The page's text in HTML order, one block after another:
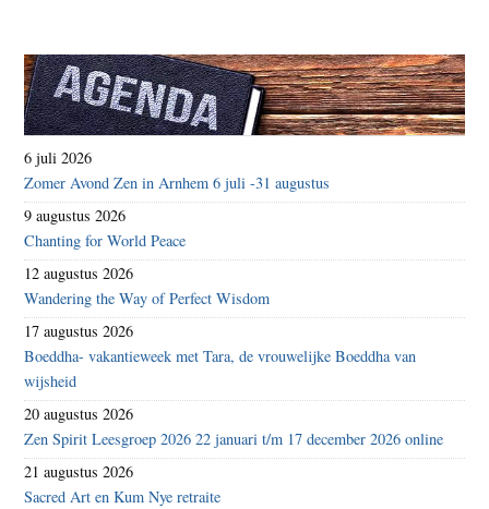
6 juli 2026
Zomer Avond Zen in Arnhem 6 juli -31 augustus
9 augustus 2026
Chanting for World Peace
12 augustus 2026
Wandering the Way of Perfect Wisdom
17 augustus 2026
Boeddha- vakantieweek met Tara, de vrouwelijke Boeddha van
wijsheid
20 augustus 2026
Zen Spirit Leesgroep 2026 22 januari t/m 17 december 2026 online
21 augustus 2026
Sacred Art en Kum Nye retraite